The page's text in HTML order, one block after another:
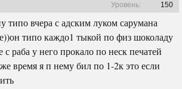
Уровень:
150
типо вчера с адским луком сарумана
типо каждо1 тыкой по физ шоколаду
раба у него прокало по неск печатей
время я п нему бил по 1-2к это если